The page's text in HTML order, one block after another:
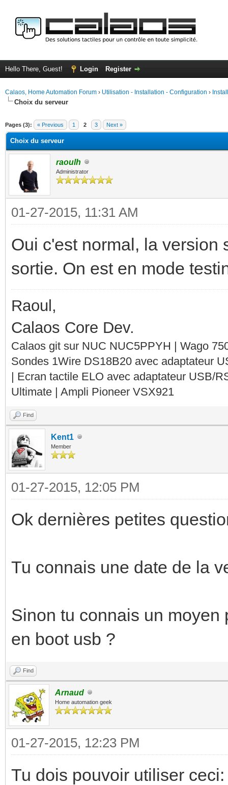
Hello There, Guest! Login Register
Calaos, Home Automation Forum › Utilisation - Installation - Configuration ›
Choix du serveur
Pages (3): « Previous 1 2 3 Next »
Choix du serveur
raoulh
Administrator
01-27-2015, 11:31 AM
Oui c'est normal, la version
sortie. On est en mode
Raoul,
Calaos Core Dev.
Calaos git sur NUC NUC5PPYH | Wago
Sondes 1Wire DS18B20 avec adaptateur
| Ecran tactile ELO avec adaptateur USB/
Ultimate | Ampli Pioneer VSX921
Find
Kent1
Member
01-27-2015, 12:05 PM
Ok dernières petites
Tu connais une date de la
Sinon tu connais un
en boot usb ?
Find
Arnaud
Home automation geek
01-27-2015, 12:23 PM
Tu dois pouvoir utiliser ceci: